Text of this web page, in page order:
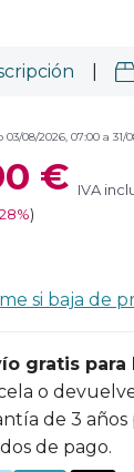
08/2026, 07:00 a 31/
€ IVA
28%)
si baja de
gratis para
o
de 3 años
de pago.